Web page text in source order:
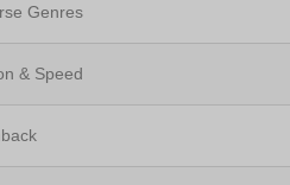
Genres
& Speed